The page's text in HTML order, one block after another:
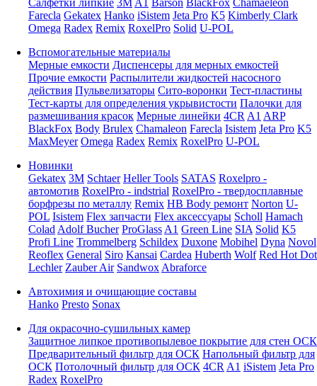
Салфетки липкие 3M A1 Barson BlackFox Chamaeleon
Farecla Gekatex Hanko iSistem Jeta Pro K5 Kimberly Clark
Omega Radex Remix RoxelPro Solid U-POL
Вспомогательные материалы
Мерные емкости Диспенсеры для мерных емкостей
Прочие емкости Распылители жидкостей насосного
действия Пульвелизаторы Сито-воронки Тест-пластины
Тест-карты для определения укрывистости Палочки для
размешивания красок Мерные линейки 4CR A1 ARP
BlackFox Body Brulex Chamaleon Farecla Isistem Jeta Pro K5
MaxMeyer Omega Radex Remix RoxelPro U-POL
Новинки
Gekatex 3M Schtaer Heller Tools SATAS Roxelpro -
автомотив RoxelPro - indstrial RoxelPro - твердосплавные
борфрезы по металлу Remix HB Body ремонт Norton U-
POL Isistem Flex запчасти Flex аксессуары Scholl Hamach
Colad Adolf Bucher ProGlass A1 Green Line SIA Solid K5
Profi Line Trommelberg Schildex Duxone Mobihel Dyna Novol
Reoflex General Siro Kansai Cardea Huberth Wolf Red Hot Dot
Lechler Zauber Air Sandwox Abraforce
Автохимия и очищающие составы
Hanko Presto Sonax
Для окрасочно-сушильных камер
Защитное липкое противопылевое покрытие для стен ОСК
Предварительный фильтр для ОСК Напольный фильтр для
ОСК Потолочный фильтр для ОСК 4CR A1 iSistem Jeta Pro
Radex RoxelPro